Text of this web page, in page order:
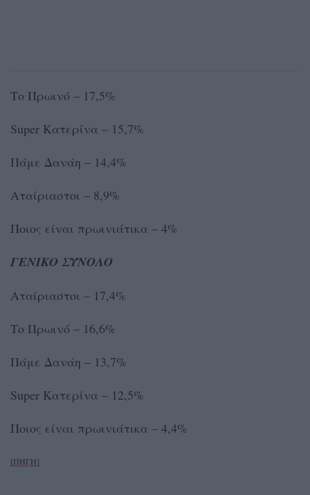
Το Πρωινό – 17,5%
Super Κατερίνα – 15,7%
Πάμε Δανάη – 14,4%
Αταίριαστοι – 8,9%
Ποιος είναι πρωινιάτικα – 4%
ΓΕΝΙΚΟ ΣΥΝΟΛΟ
Αταίριαστοι – 17,4%
Το Πρωινό – 16,6%
Πάμε Δανάη – 13,7%
Super Κατερίνα – 12,5%
Ποιος είναι πρωινιάτικα – 4,4%
[ΠΗΓΗ]